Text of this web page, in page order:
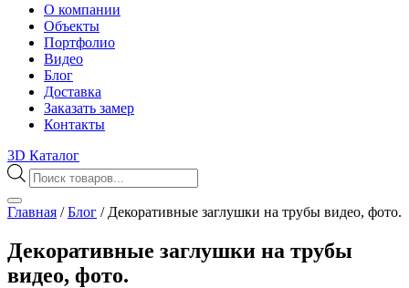
О компании
Объекты
Портфолио
Видео
Блог
Доставка
Заказать замер
Контакты
3D Каталог
Поиск
товаров
Главная /Блог / Декоративные заглушки на трубы видео, фото.
Декоративные заглушки на трубы
видео, фото.